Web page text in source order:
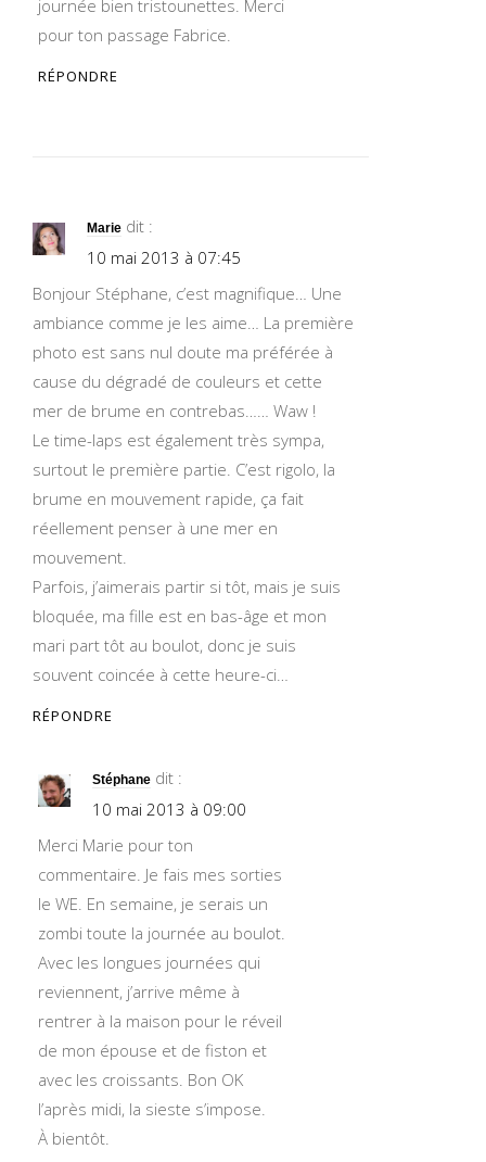
journée bien tristounettes. Merci
pour ton passage Fabrice.
RÉPONDRE
Marie dit :
10 mai 2013 à 07:45
Bonjour Stéphane, c’est magnifique… Une
ambiance comme je les aime… La première
photo est sans nul doute ma préférée à
cause du dégradé de couleurs et cette
mer de brume en contrebas…… Waw !
Le time-laps est également très sympa,
surtout le première partie. C’est rigolo, la
brume en mouvement rapide, ça fait
réellement penser à une mer en
mouvement.
Parfois, j’aimerais partir si tôt, mais je suis
bloquée, ma fille est en bas-âge et mon
mari part tôt au boulot, donc je suis
souvent coincée à cette heure-ci…
RÉPONDRE
Stéphane dit :
10 mai 2013 à 09:00
Merci Marie pour ton
commentaire. Je fais mes sorties
le WE. En semaine, je serais un
zombi toute la journée au boulot.
Avec les longues journées qui
reviennent, j’arrive même à
rentrer à la maison pour le réveil
de mon épouse et de fiston et
avec les croissants. Bon OK
l’après midi, la sieste s’impose.
À bientôt.